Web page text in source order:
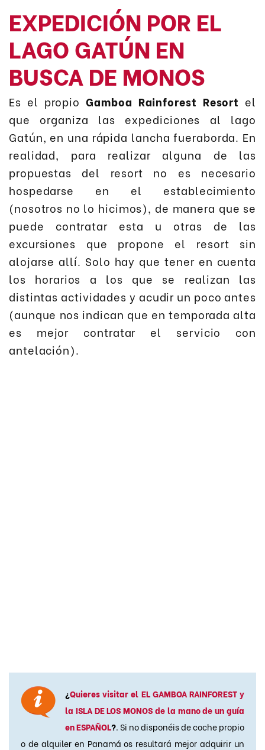
EXPEDICIÓN POR EL
LAGO GATÚN EN
BUSCA DE MONOS
Es el propioGamboa Rainforest Resort el
que organiza las expediciones al lago
Gatún, en una rápida lancha fueraborda. En
realidad, para realizar alguna de las
propuestas del resort no es necesario
hospedarse en el establecimiento
(nosotros no lo hicimos), de manera que se
puede contratar esta u otras de las
excursiones que propone el resort sin
alojarse allí. Solo hay que tener en cuenta
los horarios a los que se realizan las
distintas actividades y acudir un poco antes
(aunque nos indican que en temporada alta
es mejor contratar el servicio con
antelación).
¿Quieres visitar el EL GAMBOA RAINFOREST y
la ISLA DE LOS MONOS de la mano de un guía
en ESPAÑOL?. Si no disponéis de coche propio
o de alquiler en Panamá os resultará mejor adquirir un